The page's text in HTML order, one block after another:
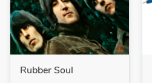
Rubber Soul